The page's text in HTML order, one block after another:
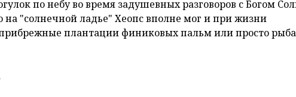
по небу во время задушевных разговоров с Богом
"солнечной ладье" Хеопс вполне мог и при жизни
плантации финиковых пальм или просто